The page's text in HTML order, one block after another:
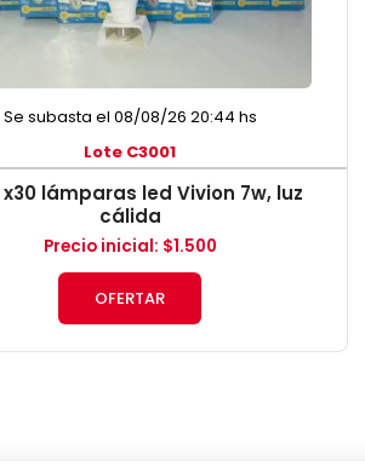
Se subasta el 08/08/26 20:44 hs
Lote C3001
x30 lámparas led Vivion 7w, luz
cálida
Precio inicial: $1.500
OFERTAR